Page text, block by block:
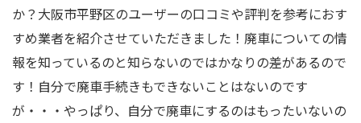
か？大阪市平野区のユーザーの口コミや評判を参考におす
すめ業者を紹介させていただきました！廃車についての情
報を知っているのと知らないのではかなりの差があるので
す！自分で廃車手続きもできないことはないのです
が・・・やっぱり、自分で廃車にするのはもったいないの